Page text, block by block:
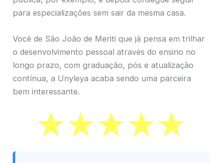
para especializações sem sair da mesma casa.
Você de São João de Meriti que já pensa em trilhar
o desenvolvimento pessoal através do ensino no
longo prazo, com graduação, pós e atualização
contínua, a Unyleya acaba sendo uma parceira
bem interessante.